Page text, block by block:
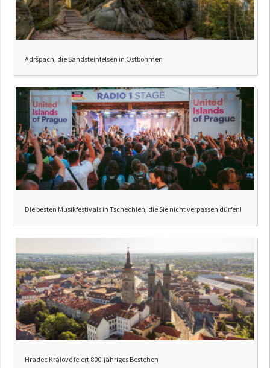
Adršpach, die Sandsteinfelsen in Ostböhmen
Die besten Musikfestivals in Tschechien, die Sie nicht verpassen dürfen!
Hradec Králové feiert 800-jähriges Bestehen